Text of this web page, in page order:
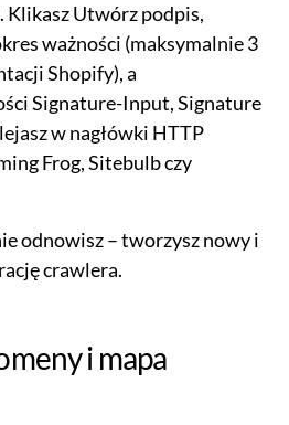
Klikasz Utwórz podpis,
ważności (maksymalnie 3
Shopify), a
Signature-Input, Signature
w nagłówki HTTP
Frog, Sitebulb czy
odnowisz – tworzysz nowy i
crawlera.
i mapa